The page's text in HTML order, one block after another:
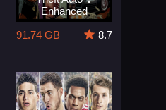
Enhanced
91.74 GB
8.7